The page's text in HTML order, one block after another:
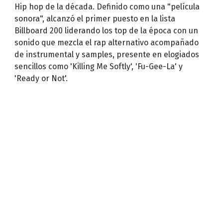
Hip hop de la década. Definido como una "película
sonora", alcanzó el primer puesto en la lista
Billboard 200 liderando los top de la época con un
sonido que mezcla el rap alternativo acompañado
de instrumental y samples, presente en elogiados
sencillos como 'Killing Me Softly', 'Fu-Gee-La' y
'Ready or Not'.